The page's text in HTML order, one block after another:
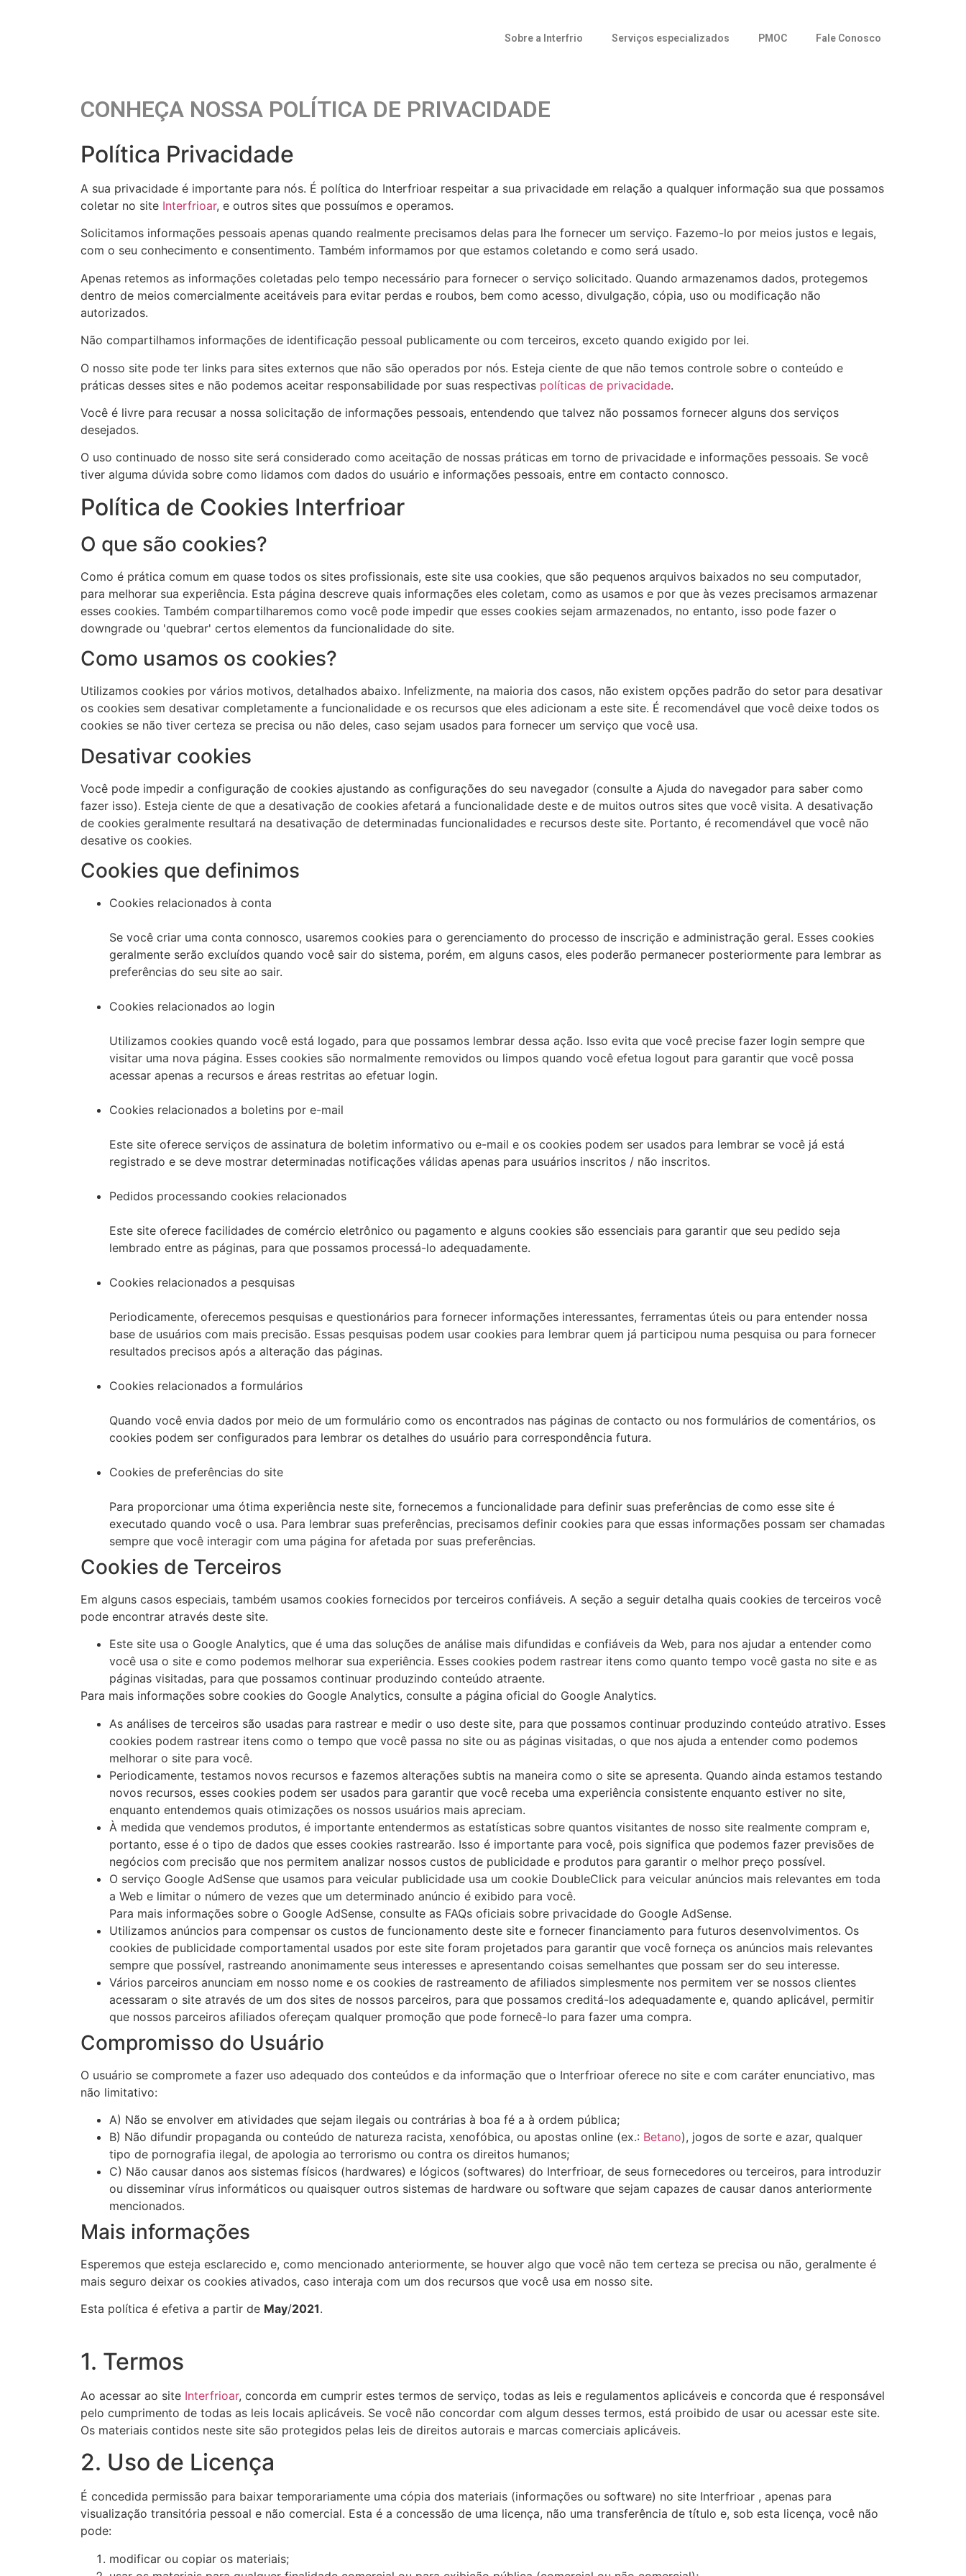
Sobre a Interfrio Serviços especializados PMOC Fale Conosco
CONHEÇA NOSSA POLÍTICA DE PRIVACIDADE
Política Privacidade
A sua privacidade é importante para nós. É política do Interfrioar respeitar a sua privacidade em relação a qualquer informação sua que possamos
coletar no site Interfrioar, e outros sites que possuímos e operamos.
Solicitamos informações pessoais apenas quando realmente precisamos delas para lhe fornecer um serviço. Fazemo-lo por meios justos e legais,
com o seu conhecimento e consentimento. Também informamos por que estamos coletando e como será usado.
Apenas retemos as informações coletadas pelo tempo necessário para fornecer o serviço solicitado. Quando armazenamos dados, protegemos
dentro de meios comercialmente aceitáveis ​​para evitar perdas e roubos, bem como acesso, divulgação, cópia, uso ou modificação não
autorizados.
Não compartilhamos informações de identificação pessoal publicamente ou com terceiros, exceto quando exigido por lei.
O nosso site pode ter links para sites externos que não são operados por nós. Esteja ciente de que não temos controle sobre o conteúdo e
práticas desses sites e não podemos aceitar responsabilidade por suas respectivas políticas de privacidade.
Você é livre para recusar a nossa solicitação de informações pessoais, entendendo que talvez não possamos fornecer alguns dos serviços
desejados.
O uso continuado de nosso site será considerado como aceitação de nossas práticas em torno de privacidade e informações pessoais. Se você
tiver alguma dúvida sobre como lidamos com dados do usuário e informações pessoais, entre em contacto connosco.
Política de Cookies Interfrioar
O que são cookies?
Como é prática comum em quase todos os sites profissionais, este site usa cookies, que são pequenos arquivos baixados no seu computador,
para melhorar sua experiência. Esta página descreve quais informações eles coletam, como as usamos e por que às vezes precisamos armazenar
esses cookies. Também compartilharemos como você pode impedir que esses cookies sejam armazenados, no entanto, isso pode fazer o
downgrade ou 'quebrar' certos elementos da funcionalidade do site.
Como usamos os cookies?
Utilizamos cookies por vários motivos, detalhados abaixo. Infelizmente, na maioria dos casos, não existem opções padrão do setor para desativar
os cookies sem desativar completamente a funcionalidade e os recursos que eles adicionam a este site. É recomendável que você deixe todos os
cookies se não tiver certeza se precisa ou não deles, caso sejam usados ​​para fornecer um serviço que você usa.
Desativar cookies
Você pode impedir a configuração de cookies ajustando as configurações do seu navegador (consulte a Ajuda do navegador para saber como
fazer isso). Esteja ciente de que a desativação de cookies afetará a funcionalidade deste e de muitos outros sites que você visita. A desativação
de cookies geralmente resultará na desativação de determinadas funcionalidades e recursos deste site. Portanto, é recomendável que você não
desative os cookies.
Cookies que definimos
Cookies relacionados à conta
Se você criar uma conta connosco, usaremos cookies para o gerenciamento do processo de inscrição e administração geral. Esses cookies
geralmente serão excluídos quando você sair do sistema, porém, em alguns casos, eles poderão permanecer posteriormente para lembrar as
preferências do seu site ao sair.
Cookies relacionados ao login
Utilizamos cookies quando você está logado, para que possamos lembrar dessa ação. Isso evita que você precise fazer login sempre que
visitar uma nova página. Esses cookies são normalmente removidos ou limpos quando você efetua logout para garantir que você possa
acessar apenas a recursos e áreas restritas ao efetuar login.
Cookies relacionados a boletins por e-mail
Este site oferece serviços de assinatura de boletim informativo ou e-mail e os cookies podem ser usados ​​para lembrar se você já está
registrado e se deve mostrar determinadas notificações válidas apenas para usuários inscritos / não inscritos.
Pedidos processando cookies relacionados
Este site oferece facilidades de comércio eletrônico ou pagamento e alguns cookies são essenciais para garantir que seu pedido seja
lembrado entre as páginas, para que possamos processá-lo adequadamente.
Cookies relacionados a pesquisas
Periodicamente, oferecemos pesquisas e questionários para fornecer informações interessantes, ferramentas úteis ou para entender nossa
base de usuários com mais precisão. Essas pesquisas podem usar cookies para lembrar quem já participou numa pesquisa ou para fornecer
resultados precisos após a alteração das páginas.
Cookies relacionados a formulários
Quando você envia dados por meio de um formulário como os encontrados nas páginas de contacto ou nos formulários de comentários, os
cookies podem ser configurados para lembrar os detalhes do usuário para correspondência futura.
Cookies de preferências do site
Para proporcionar uma ótima experiência neste site, fornecemos a funcionalidade para definir suas preferências de como esse site é
executado quando você o usa. Para lembrar suas preferências, precisamos definir cookies para que essas informações possam ser chamadas
sempre que você interagir com uma página for afetada por suas preferências.
Cookies de Terceiros
Em alguns casos especiais, também usamos cookies fornecidos por terceiros confiáveis. A seção a seguir detalha quais cookies de terceiros você
pode encontrar através deste site.
Este site usa o Google Analytics, que é uma das soluções de análise mais difundidas e confiáveis ​​da Web, para nos ajudar a entender como
você usa o site e como podemos melhorar sua experiência. Esses cookies podem rastrear itens como quanto tempo você gasta no site e as
páginas visitadas, para que possamos continuar produzindo conteúdo atraente.
Para mais informações sobre cookies do Google Analytics, consulte a página oficial do Google Analytics.
As análises de terceiros são usadas para rastrear e medir o uso deste site, para que possamos continuar produzindo conteúdo atrativo. Esses
cookies podem rastrear itens como o tempo que você passa no site ou as páginas visitadas, o que nos ajuda a entender como podemos
melhorar o site para você.
Periodicamente, testamos novos recursos e fazemos alterações subtis na maneira como o site se apresenta. Quando ainda estamos testando
novos recursos, esses cookies podem ser usados ​​para garantir que você receba uma experiência consistente enquanto estiver no site,
enquanto entendemos quais otimizações os nossos usuários mais apreciam.
À medida que vendemos produtos, é importante entendermos as estatísticas sobre quantos visitantes de nosso site realmente compram e,
portanto, esse é o tipo de dados que esses cookies rastrearão. Isso é importante para você, pois significa que podemos fazer previsões de
negócios com precisão que nos permitem analizar nossos custos de publicidade e produtos para garantir o melhor preço possível.
O serviço Google AdSense que usamos para veicular publicidade usa um cookie DoubleClick para veicular anúncios mais relevantes em toda
a Web e limitar o número de vezes que um determinado anúncio é exibido para você.
Para mais informações sobre o Google AdSense, consulte as FAQs oficiais sobre privacidade do Google AdSense.
Utilizamos anúncios para compensar os custos de funcionamento deste site e fornecer financiamento para futuros desenvolvimentos. Os
cookies de publicidade comportamental usados ​​por este site foram projetados para garantir que você forneça os anúncios mais relevantes
sempre que possível, rastreando anonimamente seus interesses e apresentando coisas semelhantes que possam ser do seu interesse.
Vários parceiros anunciam em nosso nome e os cookies de rastreamento de afiliados simplesmente nos permitem ver se nossos clientes
acessaram o site através de um dos sites de nossos parceiros, para que possamos creditá-los adequadamente e, quando aplicável, permitir
que nossos parceiros afiliados ofereçam qualquer promoção que pode fornecê-lo para fazer uma compra.
Compromisso do Usuário
O usuário se compromete a fazer uso adequado dos conteúdos e da informação que o Interfrioar oferece no site e com caráter enunciativo, mas
não limitativo:
A) Não se envolver em atividades que sejam ilegais ou contrárias à boa fé a à ordem pública;
B) Não difundir propaganda ou conteúdo de natureza racista, xenofóbica, ou apostas online (ex.: Betano), jogos de sorte e azar, qualquer
tipo de pornografia ilegal, de apologia ao terrorismo ou contra os direitos humanos;
C) Não causar danos aos sistemas físicos (hardwares) e lógicos (softwares) do Interfrioar, de seus fornecedores ou terceiros, para introduzir
ou disseminar vírus informáticos ou quaisquer outros sistemas de hardware ou software que sejam capazes de causar danos anteriormente
mencionados.
Mais informações
Esperemos que esteja esclarecido e, como mencionado anteriormente, se houver algo que você não tem certeza se precisa ou não, geralmente é
mais seguro deixar os cookies ativados, caso interaja com um dos recursos que você usa em nosso site.
Esta política é efetiva a partir de May/2021.
1. Termos
Ao acessar ao site Interfrioar, concorda em cumprir estes termos de serviço, todas as leis e regulamentos aplicáveis ​​e concorda que é responsável
pelo cumprimento de todas as leis locais aplicáveis. Se você não concordar com algum desses termos, está proibido de usar ou acessar este site.
Os materiais contidos neste site são protegidos pelas leis de direitos autorais e marcas comerciais aplicáveis.
2. Uso de Licença
É concedida permissão para baixar temporariamente uma cópia dos materiais (informações ou software) no site Interfrioar , apenas para
visualização transitória pessoal e não comercial. Esta é a concessão de uma licença, não uma transferência de título e, sob esta licença, você não
pode:
modificar ou copiar os materiais;